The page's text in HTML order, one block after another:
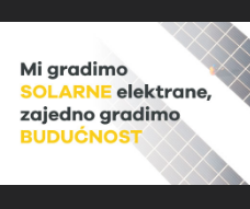
to